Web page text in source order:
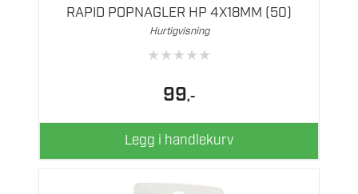
RAPID POPNAGLER HP 4X18MM (50)
Hurtigvisning
★★★★★
99,-
Legg i handlekurv